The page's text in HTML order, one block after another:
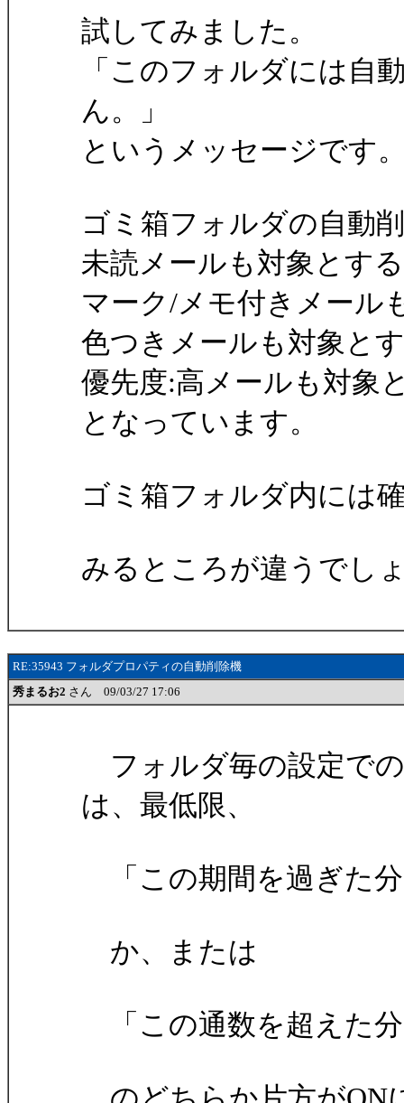
試してみました。
「このフォルダには自
ん。」
というメッセージです
ゴミ箱フォルダの自動
未読メールも対象とす
マーク/メモ付きメール
色つきメールも対象と
優先度:高メールも対象
となっています。
ゴミ箱フォルダ内には
みるところが違うでし
RE:35943 フォルダプロパティの自動削除機
秀まるお2 さん 09/03/27 17:06
フォルダ毎の設定で
は、最低限、
「この期間を過ぎた
か、または
「この通数を超えた